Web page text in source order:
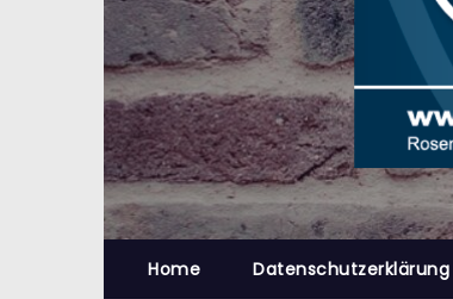
n
Home Datenschutzerklärung